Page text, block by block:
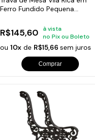
Ferro Fundido Pequena
R$145,60
à vista
no Pix ou Boleto
ou10x de R$15,66sem juros
Comprar